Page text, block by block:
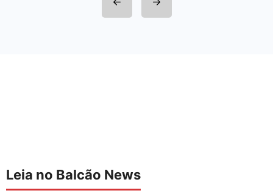
Leia no Balcão News